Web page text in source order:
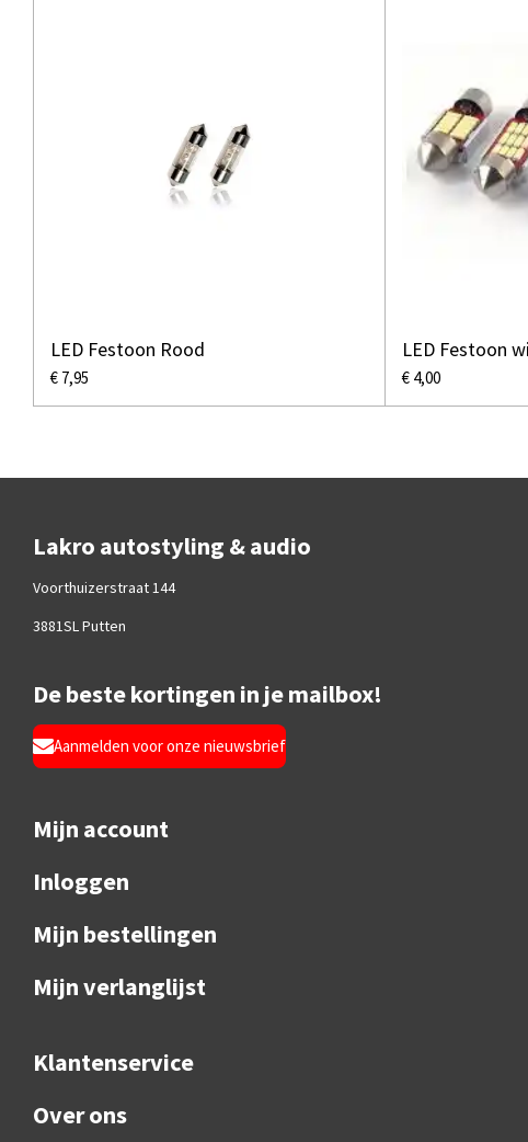
LED Festoon Rood
€ 7,95
LED Festoon
€ 4,00
Lakro autostyling & audio
Voorthuizerstraat 144
3881SL Putten
De beste kortingen in je mailbox!
Aanmelden voor onze nieuwsbrief
Mijn account
Inloggen
Mijn bestellingen
Mijn verlanglijst
Klantenservice
Over ons